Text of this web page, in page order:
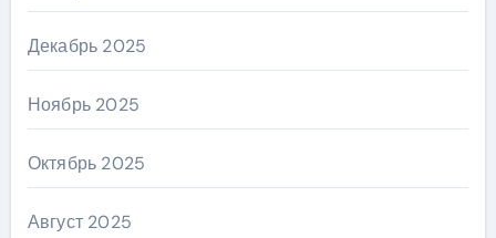
Декабрь 2025
Ноябрь 2025
Октябрь 2025
Август 2025